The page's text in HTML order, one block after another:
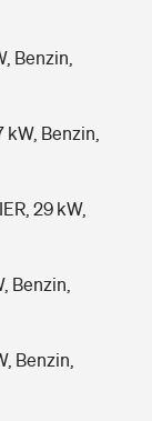
Benzin,
kW, Benzin,
29 kW,
Benzin,
Benzin,